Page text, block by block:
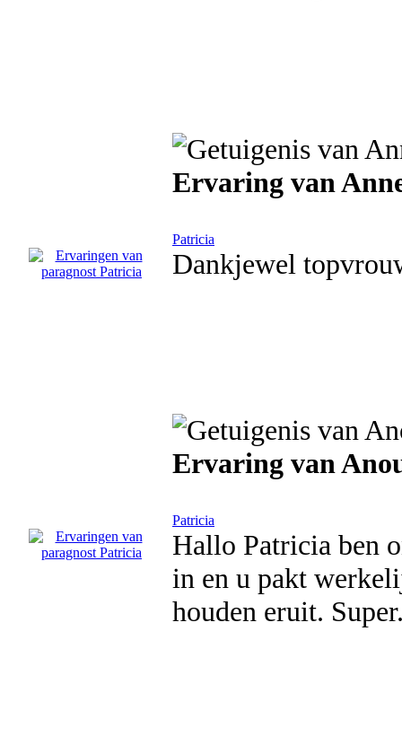
Ervaring van
Patricia
Dankjewel
Ervaring van
Patricia
Hallo Patricia ben
in en u pakt
houden eruit.